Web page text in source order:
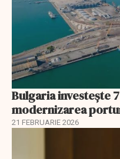
Bulgaria investește
modernizarea
21 FEBRUARIE 2026